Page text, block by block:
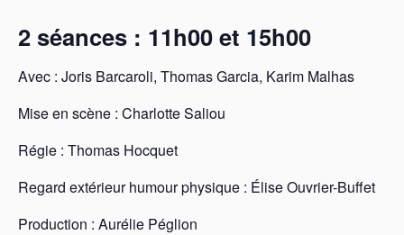
2 séances : 11h00 et 15h00
Avec : Joris Barcaroli, Thomas Garcia, Karim Malhas
Mise en scène : Charlotte Saliou
Régie : Thomas Hocquet
Regard extérieur humour physique : Élise Ouvrier-Buffet
Production : Aurélie Péglion